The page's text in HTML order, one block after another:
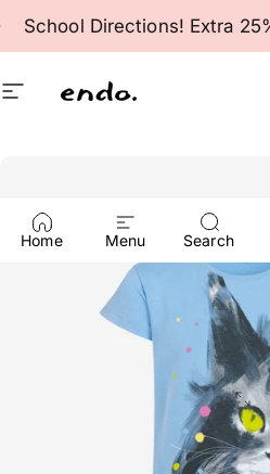
Skip to content
School Directions! Extra
Site navigation
Endo
Home Menu Search